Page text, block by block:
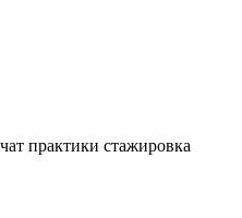
практики стажировка